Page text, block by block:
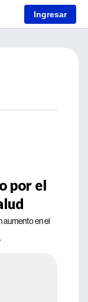
Ingresar
por el
en el